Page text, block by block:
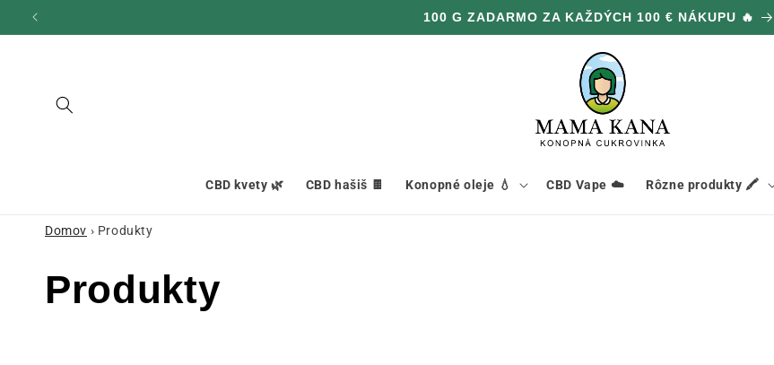
a prejsť
na obsah
DVOJNÁSOBNÉ OBJEDNÁVKY NA CELOM WEBE 🎁
CBD kvety 🌿 CBD hašiš 🍫 Konopné oleje 💧 CBD Vape ☁️ Rôzne produkty 🖍️
Domov › Produkty
K
Produkty